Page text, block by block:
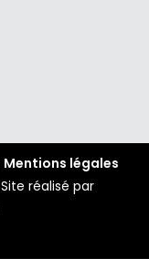
Mentions légales
Site réalisé par